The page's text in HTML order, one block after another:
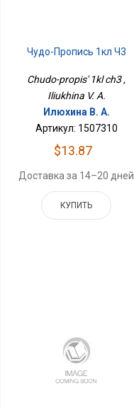
Чудо-Пропись 1кл Ч3
Chudo-propis' 1kl ch3 ,
Iliukhina V. A.
Илюхина В. А.
Артикул: 1507310
$13.87
Доставка за 14–20 дней
КУПИТЬ